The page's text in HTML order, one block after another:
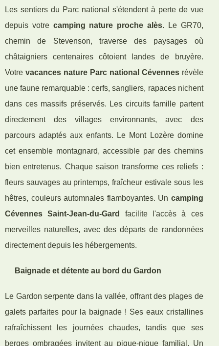
Les sentiers du Parc national s'étendent à perte de vue
depuis votre camping nature proche alès. Le GR70,
chemin de Stevenson, traverse des paysages où
châtaigniers centenaires côtoient landes de bruyère.
Votre vacances nature Parc national Cévennesrévèle
une faune remarquable : cerfs, sangliers, rapaces nichent
dans ces massifs préservés. Les circuits famille partent
directement des villages environnants, avec des
parcours adaptés aux enfants. Le Mont Lozère domine
cet ensemble montagnard, accessible par des chemins
bien entretenus. Chaque saison transforme ces reliefs :
fleurs sauvages au printemps, fraîcheur estivale sous les
hêtres, couleurs automnales flamboyantes. Un camping
Cévennes Saint-Jean-du-Gard
facilite l'accès à ces
merveilles naturelles, avec des départs de randonnées
directement depuis les hébergements.
Baignade et détente au bord du Gardon
Le Gardon serpente dans la vallée, offrant des plages de
galets parfaites pour la baignade ! Ses eaux cristallines
rafraîchissent les journées chaudes, tandis que ses
berges ombragées invitent au pique-nique familial. Un